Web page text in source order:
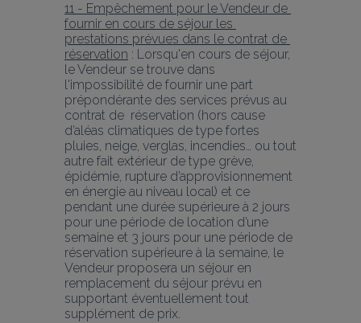
11 - Empêchement pour le Vendeur de
fournir en cours de séjour les
prestations prévues dans le contrat de
réservation : Lorsqu'en cours de séjour,
le Vendeur se trouve dans
l'impossibilité de fournir une part
prépondérante des services prévus au
contrat de  réservation (hors cause
d’aléas climatiques de type fortes
pluies, neige, verglas, incendies… ou tout
autre fait extérieur de type grève,
épidémie, rupture d’approvisionnement
en énergie au niveau local) et ce
pendant une durée supérieure à 2 jours
pour une période de location d’une
semaine et 3 jours pour une période de
réservation supérieure à la semaine, le
Vendeur proposera un séjour en
remplacement du séjour prévu en
supportant éventuellement tout
supplément de prix.